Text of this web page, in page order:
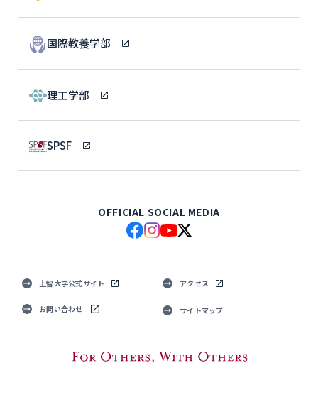
国際教養学部
理工学部
SPSF
OFFICIAL SOCIAL MEDIA
上智大学公式サイト アクセス
お問い合わせ サイトマップ